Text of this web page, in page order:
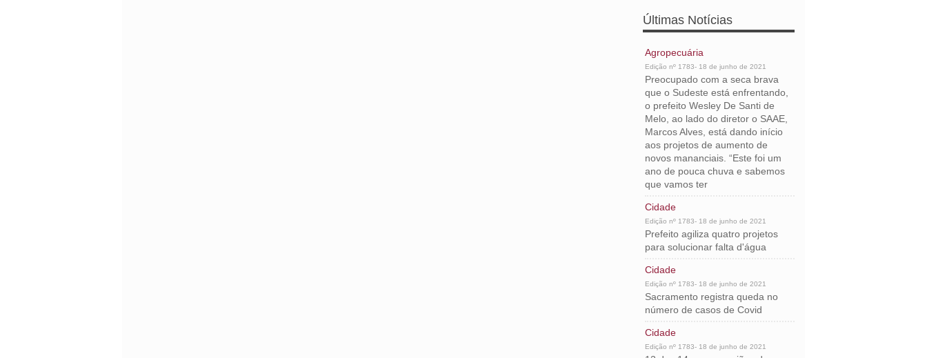
Últimas Notícias
Agropecuária
Edição nº 1783- 18 de junho de 2021
Preocupado com a seca brava
que o Sudeste está enfrentando,
o prefeito Wesley De Santi de
Melo, ao lado do diretor o SAAE,
Marcos Alves, está dando início
aos projetos de aumento de
novos mananciais. “Este foi um
ano de pouca chuva e sabemos
que vamos ter
Cidade
Edição nº 1783- 18 de junho de 2021
Prefeito agiliza quatro projetos
para solucionar falta d'água
Cidade
Edição nº 1783- 18 de junho de 2021
Sacramento registra queda no
número de casos de Covid
Cidade
Edição nº 1783- 18 de junho de 2021